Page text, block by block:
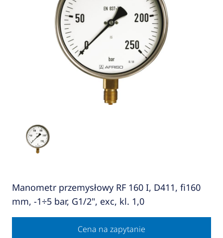
Manometr przemysłowy RF 160 I, D411, fi160
mm, -1÷5 bar, G1/2", exc, kl. 1,0
Cena na zapytanie